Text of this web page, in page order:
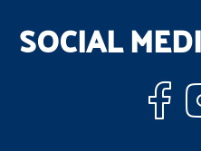
SOCIAL